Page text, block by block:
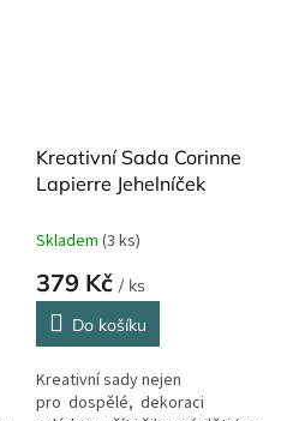
Kreativní Sada Corinne
Lapierre Jehelníček
Skladem (3 ks)
379 Kč / ks
Do košíku
Kreativní sady nejen
pro dospělé, dekoraci